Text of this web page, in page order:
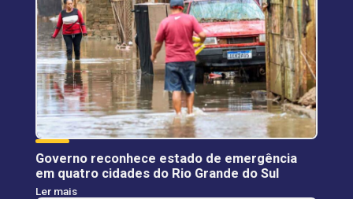
Governo reconhece estado de emergência
em quatro cidades do Rio Grande do Sul
Ler mais